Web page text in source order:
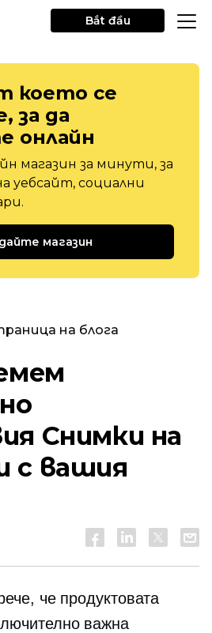
Bắt đầu
което се
за да
онлайн
магазин за минути, за
уебсайт, социални
магазин
на блога
Снимки на
с вашия
че продуктовата
важна